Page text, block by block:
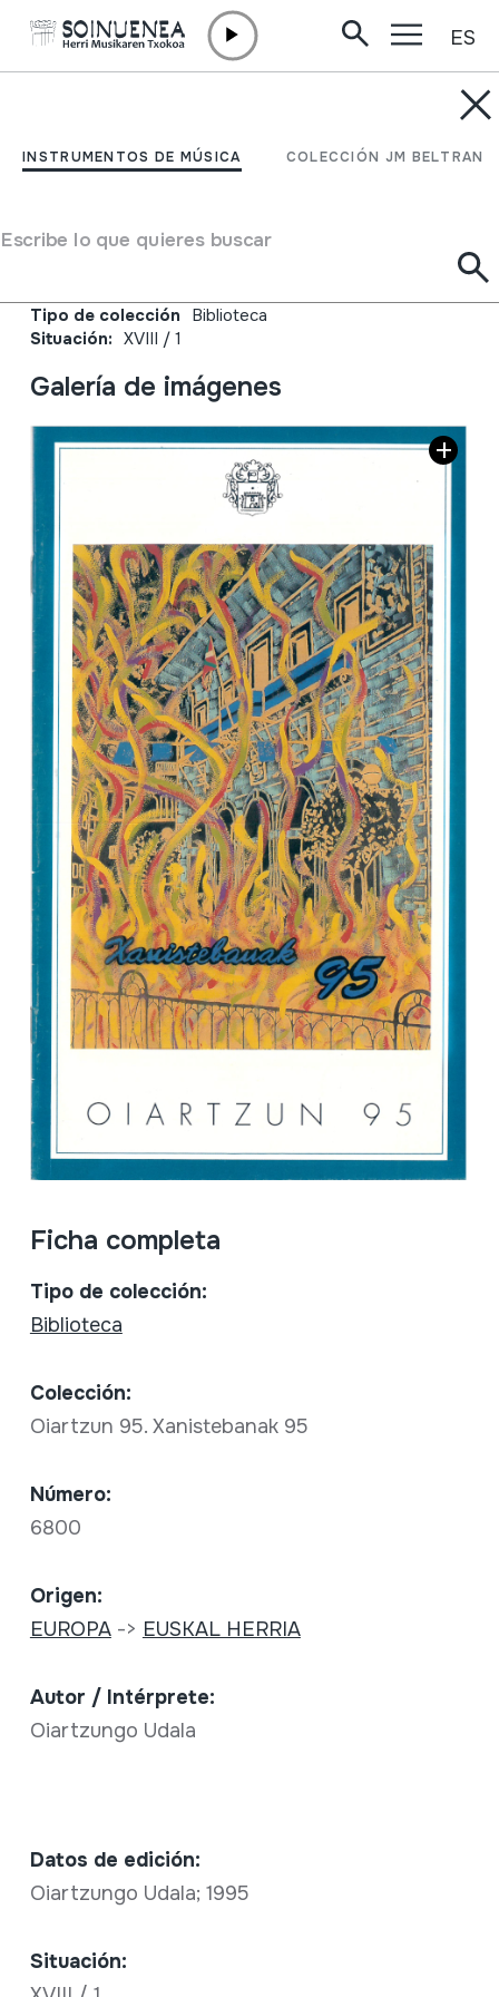
INSTRUMENTOS DE MÚSICA COLECCIÓN JM BELTRAN
Escribe lo que quieres buscar
ES
Xanistebanak 95;
ekintzen egitaraua
Tipo de colección Biblioteca
Situación: XVIII / 1
Galería de imágenes
Ficha completa
Tipo de colección:
Biblioteca
Colección:
Oiartzun 95. Xanistebanak 95
Número:
6800
Origen:
EUROPA-> EUSKAL HERRIA
Autor / Intérprete:
Oiartzungo Udala
Datos de edición:
Oiartzungo Udala; 1995
Situación: